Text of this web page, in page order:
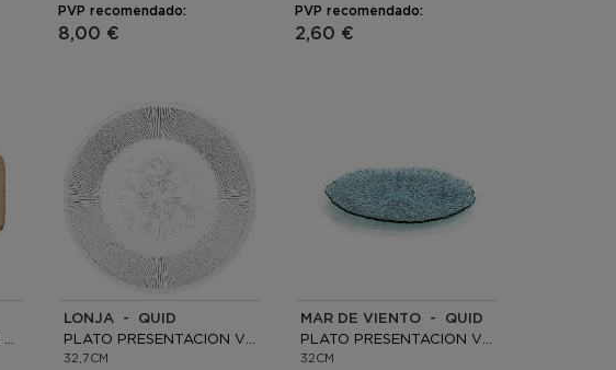
PVP recomendado:
8,00 €
PVP recomendado:
2,60 €
LONJA - QUID
32,7CM
MAR DE VIENTO - QUID
32CM